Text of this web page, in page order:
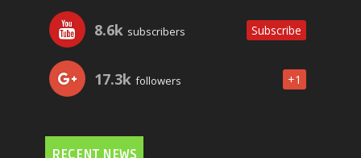
8.6k subscribers Subscribe
17.3k followers +1
RECENT NEWS